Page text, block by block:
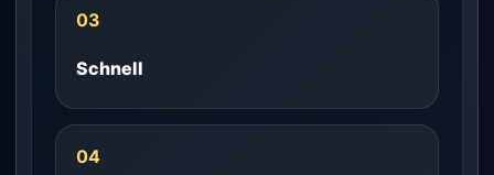
03
Schnell
04